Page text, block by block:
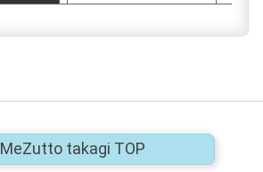
MeZutto takagi TOP